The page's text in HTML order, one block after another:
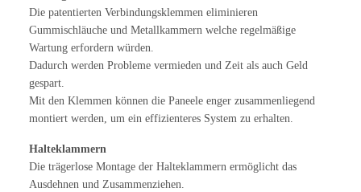
Die patentierten Verbindungsklemmen eliminieren
Gummischläuche und Metallkammern welche regelmäßige
Wartung erfordern würden.
Dadurch werden Probleme vermieden und Zeit als auch Geld
gespart.
Mit den Klemmen können die Paneele enger zusammenliegend
montiert werden, um ein effizienteres System zu erhalten.
Halteklammern
Die trägerlose Montage der Halteklammern ermöglicht das
Ausdehnen und Zusammenziehen.